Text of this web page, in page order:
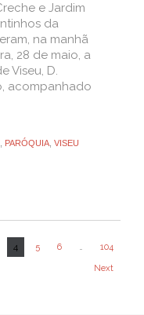
e Jardim
da
na manhã
28 de maio, a
Viseu, D.
acompanhado
PARÓQUIA VISEU
4 5 6 … 104
Next